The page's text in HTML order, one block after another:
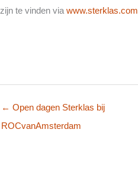
zijn te vinden via www.sterklas.com
← Open dagen Sterklas bij
ROCvanAmsterdam